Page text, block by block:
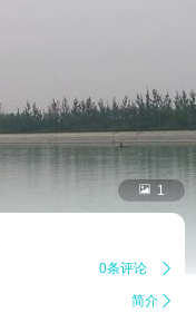
 1
0条评论 
简介 